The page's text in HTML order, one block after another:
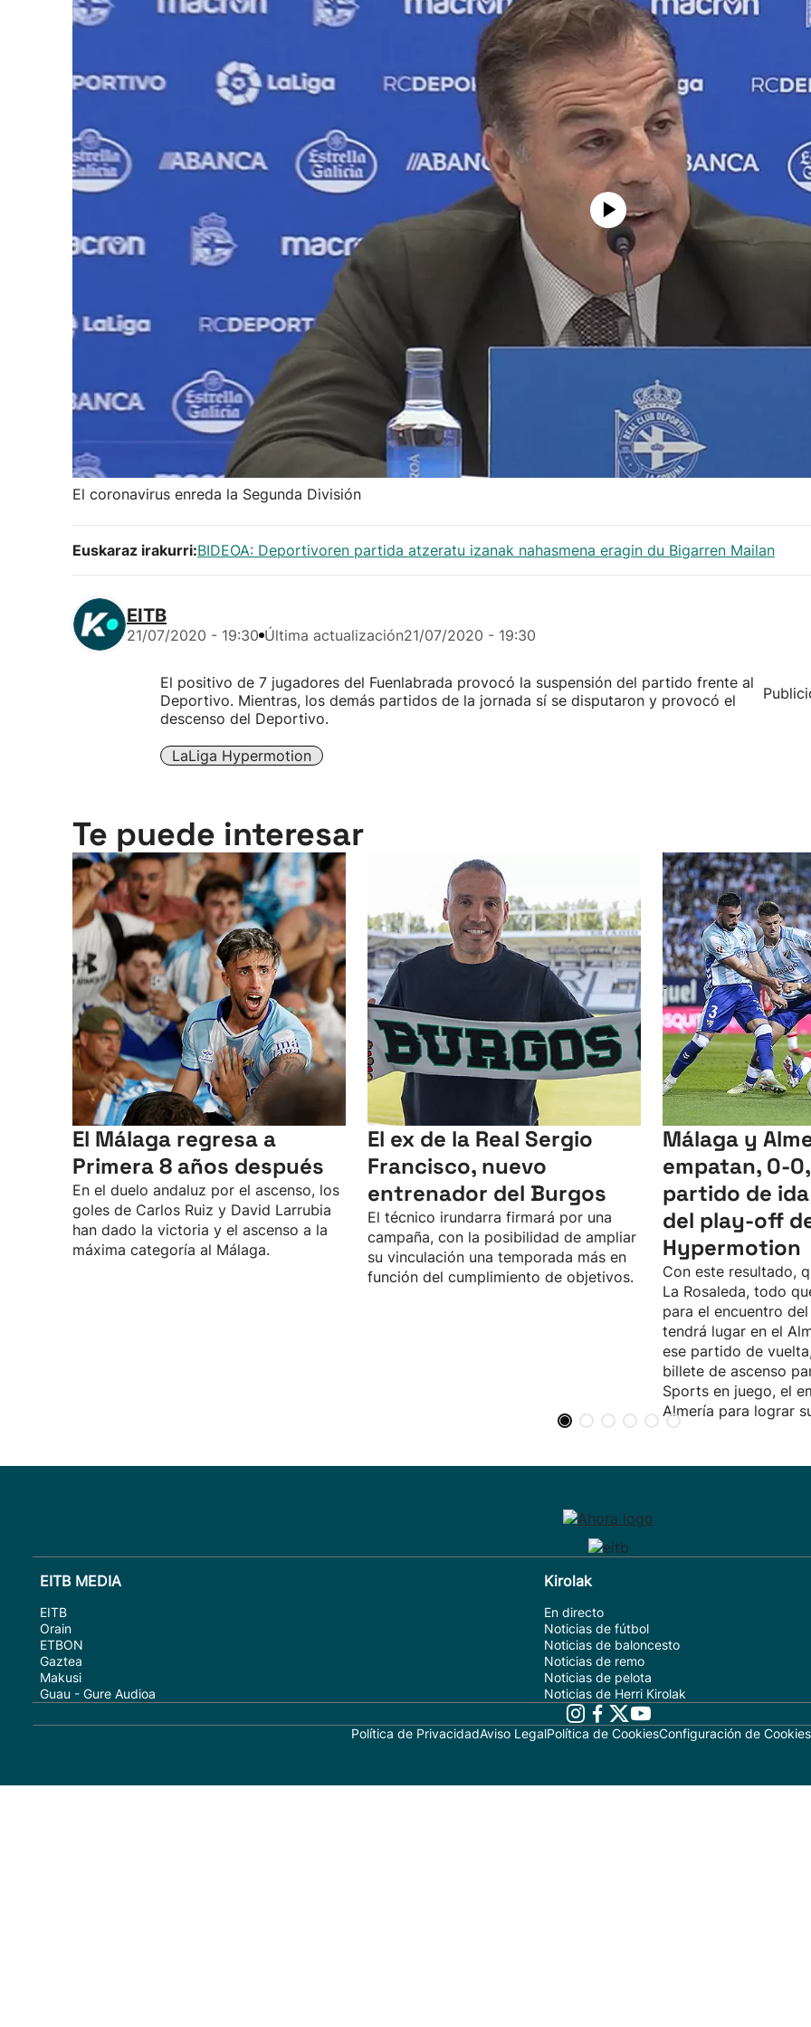
El coronavirus enreda la Segunda División
Euskaraz irakurri:BIDEOA: Deportivoren partida atzeratu izanak nahasmena eragin du Bigarren Mailan
EITB
21/07/2020 - 19:30 Última actualización21/07/2020 - 19:30
El positivo de 7 jugadores del Fuenlabrada provocó la suspensión del partido frente al
Deportivo. Mientras, los demás partidos de la jornada sí se disputaron y provocó el
descenso del Deportivo.
LaLiga Hypermotion
Te puede interesar
El Málaga regresa a
Primera 8 años después
En el duelo andaluz por el ascenso, los
goles de Carlos Ruiz y David Larrubia
han dado la victoria y el ascenso a la
máxima categoría al Málaga.
El ex de la Real Sergio
Francisco, nuevo
entrenador del Burgos
El técnico irundarra firmará por una
campaña, con la posibilidad de ampliar
su vinculación una temporada más en
función del cumplimiento de objetivos.
Málaga y
empatan, 0-
partido de
del play-off
Hypermotion
Con este resultado,
La Rosaleda, todo
para el encuentro
tendrá lugar en el
ese partido de
billete de ascenso
Sports en juego, el
Almería para lograr
EITB MEDIA
EITB
Orain
ETBON
Gaztea
Makusi
Guau - Gure Audioa
Kirolak
En directo
Noticias de fútbol
Noticias de baloncesto
Noticias de remo
Noticias de pelota
Noticias de Herri Kirolak
Política de PrivacidadAviso LegalPolítica de CookiesConfiguración de Cookies